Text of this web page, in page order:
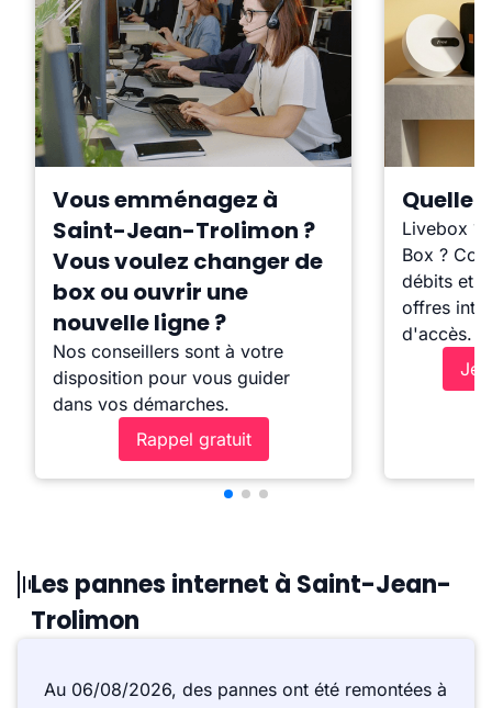
Vous emménagez à
Saint-Jean-Trolimon ?
Vous voulez changer de
box ou ouvrir une
nouvelle ligne ?
Nos conseillers sont à votre
disposition pour vous guider
dans vos démarches.
Rappel gratuit
Quelle
Livebox ?
Box ?
débits et
offres
d'accès.
Je
Les pannes internet à Saint-Jean-
Trolimon
Au 06/08/2026, des pannes ont été remontées à